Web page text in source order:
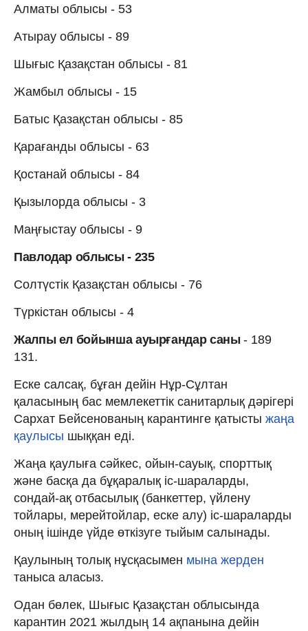
Алматы облысы - 53
Атырау облысы - 89
Шығыс Қазақстан облысы - 81
Жамбыл облысы - 15
Батыс Қазақстан облысы - 85
Қарағанды облысы - 63
Қостанай облысы - 84
Қызылорда облысы - 3
Маңғыстау облысы - 9
Павлодар облысы - 235
Солтүстік Қазақстан облысы - 76
Түркістан облысы - 4
Жалпы ел бойынша ауырғандар саны- 189
131.
Еске салсақ, бұған дейін Нұр-Сұлтан
қаласының бас мемлекеттік санитарлық дәрігері
Сархат Бейсенованың карантинге қатысты жаңа
қаулысы шыққан еді.
Жаңа қаулыға сәйкес, ойын-сауық, спорттық
және басқа да бұқаралық іс-шараларды,
сондай-ақ отбасылық (банкеттер, үйлену
тойлары, мерейтойлар, еске алу) іс-шараларды
оның ішінде үйде өткізуге тыйым салынады.
Қаулының толық нұсқасымен мына жерден
таныса аласыз.
Одан бөлек, Шығыс Қазақстан облысында
карантин 2021 жылдың 14 ақпанына дейін